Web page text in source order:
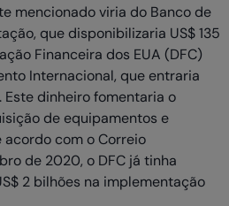
mencionado viria do Banco de
que disponibilizaria US$ 135
Financeira dos EUA (DFC)
Internacional, que entraria
Este dinheiro fomentaria o
de equipamentos e
com o Correio
de 2020, o DFC já tinha
2 bilhões na implementação